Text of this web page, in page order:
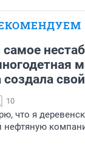
создала
10
что я
нефтяную